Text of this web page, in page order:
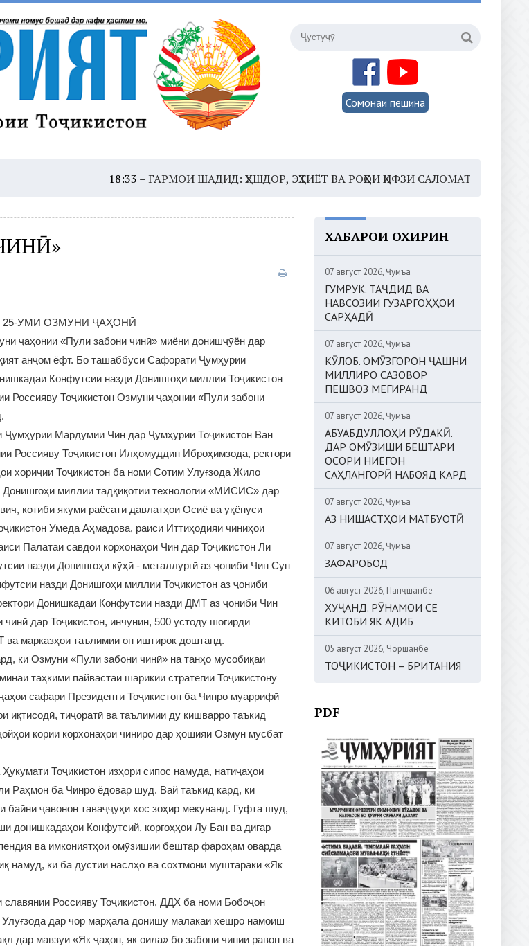
Сомонаи пешина
ГАРМОИ ШАДИД: ҲУШДОР, ЭҲТИЁТ ВА РОҲҲОИ ҲИФЗИ САЛОМАТӢ16:35 –
УМИ ОЗМУНИ ҶАҲОНӢ
ҷаҳонии «Пули забони чинӣ» миёни донишҷӯён дар
анҷом ёфт. Бо ташаббуси Сафорати Ҷумҳурии
Конфутсии назди Донишгоҳи миллии Тоҷикистон
Россияву Тоҷикистон Озмуни ҷаҳонии «Пули забони
Мардумии Чин дар Ҷумҳурии Тоҷикистон Ван
Россияву Тоҷикистон Илҳомуддин Иброҳимзода, ректори
хориҷии Тоҷикистон ба номи Сотим Улуғзода Жило
Донишгоҳи миллии тадқиқотии технологии «МИСИС» дар
котиби якуми раёсати давлатҳои Осиё ва уқёнуси
Умеда Аҳмадова, раиси Иттиҳодияи чиниҳои
Палатаи савдои корхонаҳои Чин дар Тоҷикистон Ли
назди Донишгоҳи кӯҳӣ - металлургӣ аз ҷониби Чин Сун
назди Донишгоҳи миллии Тоҷикистон аз ҷониби
Донишкадаи Конфутсии назди ДМТ аз ҷониби Чин
дар Тоҷикистон, инчунин, 500 устоду шогирди
марказҳои таълимии он иштирок доштанд.
ки Озмуни «Пули забони чинӣ» на танҳо мусобиқаи
таҳкими пайвастаи шарикии стратегии Тоҷикистону
сафари Президенти Тоҷикистон ба Чинро муаррифӣ
иқтисодӣ, тиҷоратӣ ва таълимии ду кишварро таъкид
кории корхонаҳои чиниро дар ҳошияи Озмун мусбат
Тоҷикистон изҳори сипос намуда, натиҷаҳои
Раҳмон ба Чинро ёдовар шуд. Вай таъкид кард, ки
байни ҷавонон таваҷҷуҳи хос зоҳир мекунанд. Гуфта шуд,
донишкадаҳои Конфутсий, коргоҳҳои Лу Бан ва дигар
ва имкониятҳои омӯзишии бештар фароҳам оварда
намуд, ки ба дӯстии наслҳо ва сохтмони муштараки «Як
Россияву Тоҷикистон, ДДХ ба номи Бобоҷон
дар чор марҳала донишу малакаи хешро намоиш
дар мавзуи «Як ҷаҳон, як оила» бо забони чинии равон ва
ХАБАРҲОИ ОХИРИН
07 август 2026, Ҷумъа
ГУМРУК. ТАҶДИД ВА
НАВСОЗИИ ГУЗАРГОҲҲОИ
САРҲАДӢ
07 август 2026, Ҷумъа
КӮЛОБ. ОМӮЗГОРОН ҶАШНИ
МИЛЛИРО САЗОВОР
ПЕШВОЗ МЕГИРАНД
07 август 2026, Ҷумъа
АБУАБДУЛЛОҲИ РӮДАКӢ.
ДАР ОМӮЗИШИ БЕШТАРИ
ОСОРИ НИЁГОН
САҲЛАНГОРӢ НАБОЯД КАРД
07 август 2026, Ҷумъа
АЗ НИШАСТҲОИ МАТБУОТӢ
07 август 2026, Ҷумъа
ЗАФАРОБОД
06 август 2026, Панҷшанбе
ХУҶАНД. РӮНАМОИ СЕ
КИТОБИ ЯК АДИБ
05 август 2026, Чоршанбе
ТОҶИКИСТОН – БРИТАНИЯ
PDF